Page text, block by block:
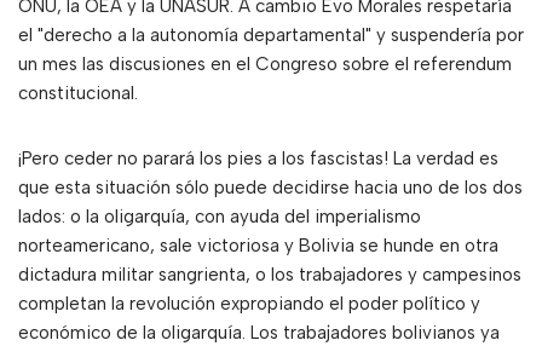
ONU, la OEA y la UNASUR. A cambio Evo Morales respetaría
el "derecho a la autonomía departamental" y suspendería por
un mes las discusiones en el Congreso sobre el referendum
constitucional.
¡Pero ceder no parará los pies a los fascistas! La verdad es
que esta situación sólo puede decidirse hacia uno de los dos
lados: o la oligarquía, con ayuda del imperialismo
norteamericano, sale victoriosa y Bolivia se hunde en otra
dictadura militar sangrienta, o los trabajadores y campesinos
completan la revolución expropiando el poder político y
económico de la oligarquía. Los trabajadores bolivianos ya